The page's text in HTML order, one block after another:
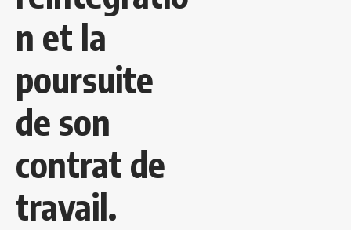
n et la
poursuite
de son
contrat de
travail.